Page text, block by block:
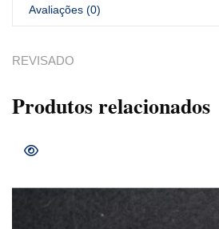
Avaliações (0)
REVISADO
Produtos relacionados